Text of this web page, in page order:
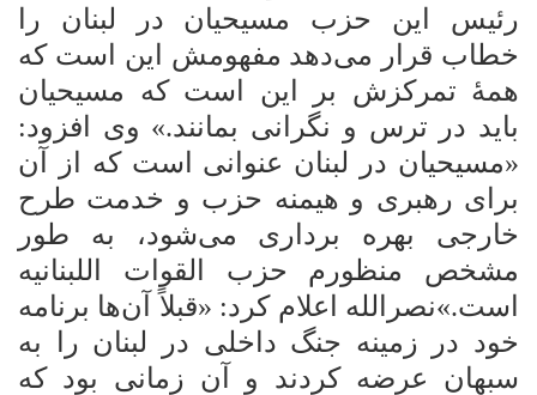
رئیس این حزب مسیحیان در لبنان را
خطاب قرار
می‌دهد مفهومش این است که
همۀ تمرکزش بر این است که مسیحیان
باید در ترس و نگرانی بمانند.» وی افزود:
«مسیحیان در لبنان عنوانی است که از آن
برای رهبری و هیمنه حزب و خدمت طرح
خارجی بهره برداری می‌شود، به طور
مشخص منظورم حزب القوات اللبنانیه
است.»نصرالله اعلام کرد: «قبلاً آن‌ها برنامه
خود در زمینه جنگ داخلی در لبنان را
به
سبهان عرضه کردند و آن زمانی بود که